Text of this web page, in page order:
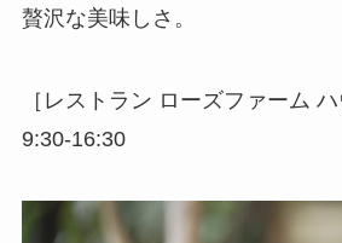
贅沢な美味しさ。
［レストラン ローズファーム ハ
9:30-16:30